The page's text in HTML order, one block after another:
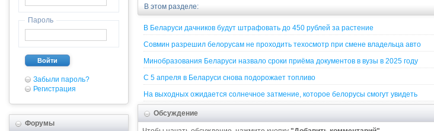
Пароль
Войти
Забыли пароль?
Регистрация
Форумы
В этом разделе:
В Беларуси дачников будут штрафовать до 450 рублей за растение
Совмин разрешил белорусам не проходить техосмотр при смене владельца авто
Минобразования Беларуси назвало сроки приёма документов в вузы в 2025 году
С 5 апреля в Беларуси снова подорожает топливо
На выходных ожидается солнечное затмение, которое белорусы смогут увидеть
Обсуждение